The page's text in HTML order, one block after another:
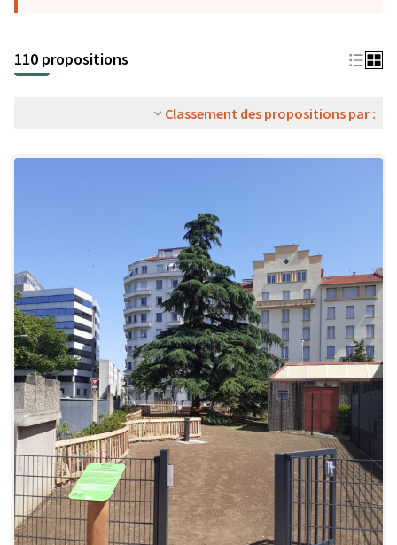
110 propositions
Classement des propositions par :